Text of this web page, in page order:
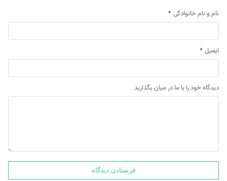
نام و نام خانوادگی *
ایمیل *
دیدگاه خود را با ما در میان بگذارید